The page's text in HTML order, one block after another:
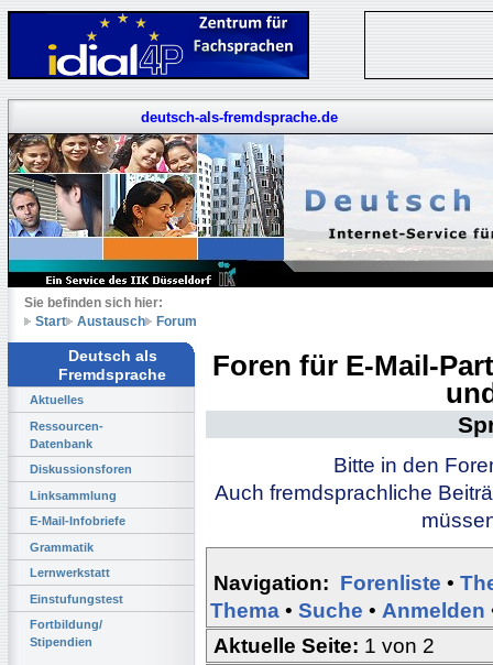
deutsch-als-fremdsprache.de
Sie befinden sich hier:
Start
Austausch Forum
Deutsch als
Fremdsprache
Aktuelles
Ressourcen-
Datenbank
Diskussionsforen
Linksammlung
E-Mail-Infobriefe
Grammatik
Lernwerkstatt
Einstufungstest
Fortbildung/
Stipendien
Foren für E-Mail-
Bitte in den
Auch fremdsprachliche
Navigation: Forenliste •
Thema • Suche • Anmelden
Aktuelle Seite: 1 von 2